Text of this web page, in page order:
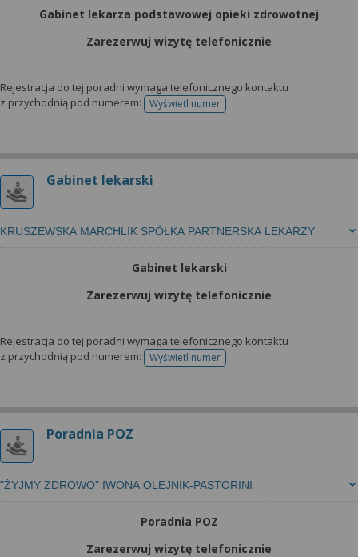
Gabinet lekarza podstawowej opieki zdrowotnej
Zarezerwuj wizytę telefonicznie
Rejestracja do tej poradni wymaga telefonicznego kontaktu
z przychodnią pod numerem:
Wyświetl numertelefonu do rejestracji
Gabinet lekarski
KRUSZEWSKA MARCHLIK SPÓŁKA PARTNERSKA LEKARZY
Gabinet lekarski
Zarezerwuj wizytę telefonicznie
Rejestracja do tej poradni wymaga telefonicznego kontaktu
z przychodnią pod numerem:
Wyświetl numertelefonu do rejestracji
Poradnia POZ
"ŻYJMY ZDROWO" IWONA OLEJNIK-PASTORINI
Poradnia POZ
Zarezerwuj wizytę telefonicznie